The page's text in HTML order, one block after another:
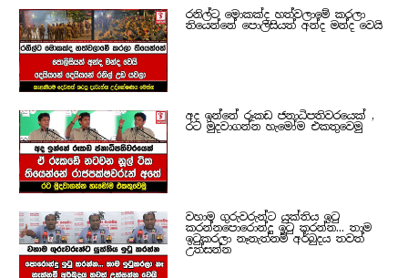
රනිල්ට මොකක්ද හත්වලාමේ කරලා
තියෙන්නේ පොලිසියත් අන්ද මන්ද වෙයි
අද ඉන්නේ රූකඩ ජනාධිපතිවරයෙක් ,
රට මුදවාගන්න හැමෝම එකතුවෙමු
වහාම ගුරුවරුන්ට යුක්තිය ඉටු
කරන්නපොරොන්දු ඉටු කරන්න... තාම
ඉටුකරලා නෑනැත්නම් අර්බුදය තවත්
උත්සන්න